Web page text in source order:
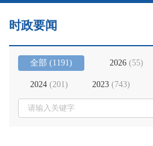
时政要闻
全部 (1191) 2026 (55)
2024 (201) 2023 (743)